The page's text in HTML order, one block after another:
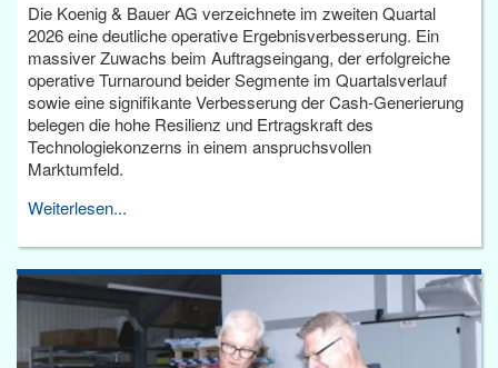
Die Koenig & Bauer AG verzeichnete im zweiten Quartal
2026 eine deutliche operative Ergebnisverbesserung. Ein
massiver Zuwachs beim Auftragseingang, der erfolgreiche
operative Turnaround beider Segmente im Quartalsverlauf
sowie eine signifikante Verbesserung der Cash-Generierung
belegen die hohe Resilienz und Ertragskraft des
Technologiekonzerns in einem anspruchsvollen
Marktumfeld.
Weiterlesen...